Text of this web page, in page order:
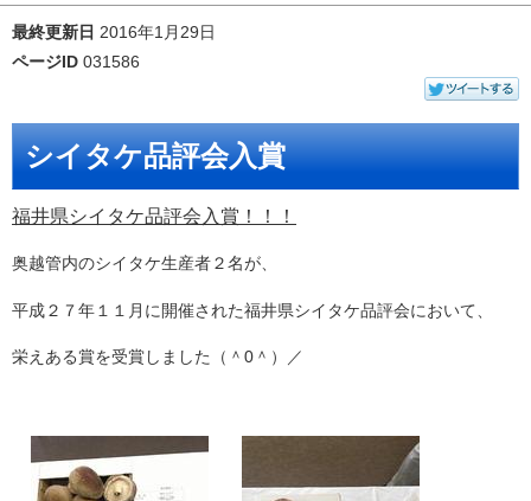
最終更新日 2016年1月29日
ページID 031586
シイタケ品評会入賞
福井県シイタケ品評会入賞！！！
奥越管内のシイタケ生産者２名が、
平成２７年１１月に開催された福井県シイタケ品評会において、
栄えある賞を受賞しました（＾0＾）／